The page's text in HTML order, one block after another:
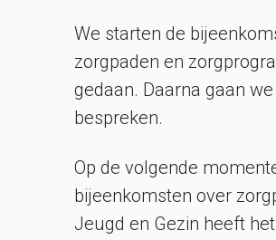
We starten de
zorgpaden en
gedaan. Daarna gaan
bespreken.
Op de volgende
bijeenkomsten over
Jeugd en Gezin heeft